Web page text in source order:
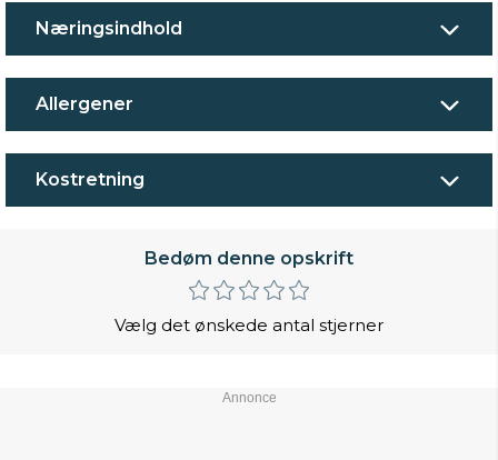
Næringsindhold
Allergener
Kostretning
Bedøm denne opskrift
Vælg det ønskede antal stjerner